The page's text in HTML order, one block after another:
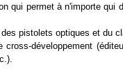
qui permet à n'importe qui
pistolets optiques et du
développement